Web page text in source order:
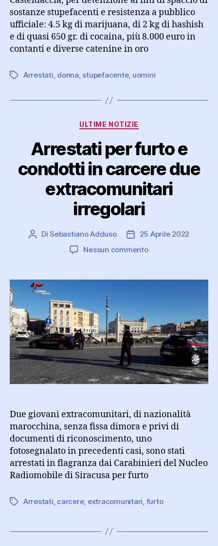
sostanze stupefacenti e resistenza a pubblico
ufficiale: 4.5 kg di marijuana, di 2 kg di hashish
e di quasi 650 gr. di cocaina, più 8.000 euro in
contanti e diverse catenine in oro
Tag Arrestati, donna, stupefacente, uomini
Categorie
ULTIME NOTIZIE
Arrestati per furto e
condotti in carcere due
extracomunitari
irregolari
Autore
DiSebastiano Adduso
Data25 Aprile 2022
Nessun commentosu
furto
carcere
due
extracomunitari
irregolari
Due giovani extracomunitari, di nazionalità
marocchina, senza fissa dimora e privi di
documenti di riconoscimento, uno
fotosegnalato in precedenti casi, sono stati
arrestati in flagranza dai Carabinieri del Nucleo
Radiomobile di Siracusa per furto
Tag Arrestati carcere, extracomunitari furto